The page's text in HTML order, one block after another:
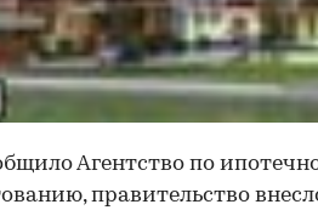
Агентство по
правительство